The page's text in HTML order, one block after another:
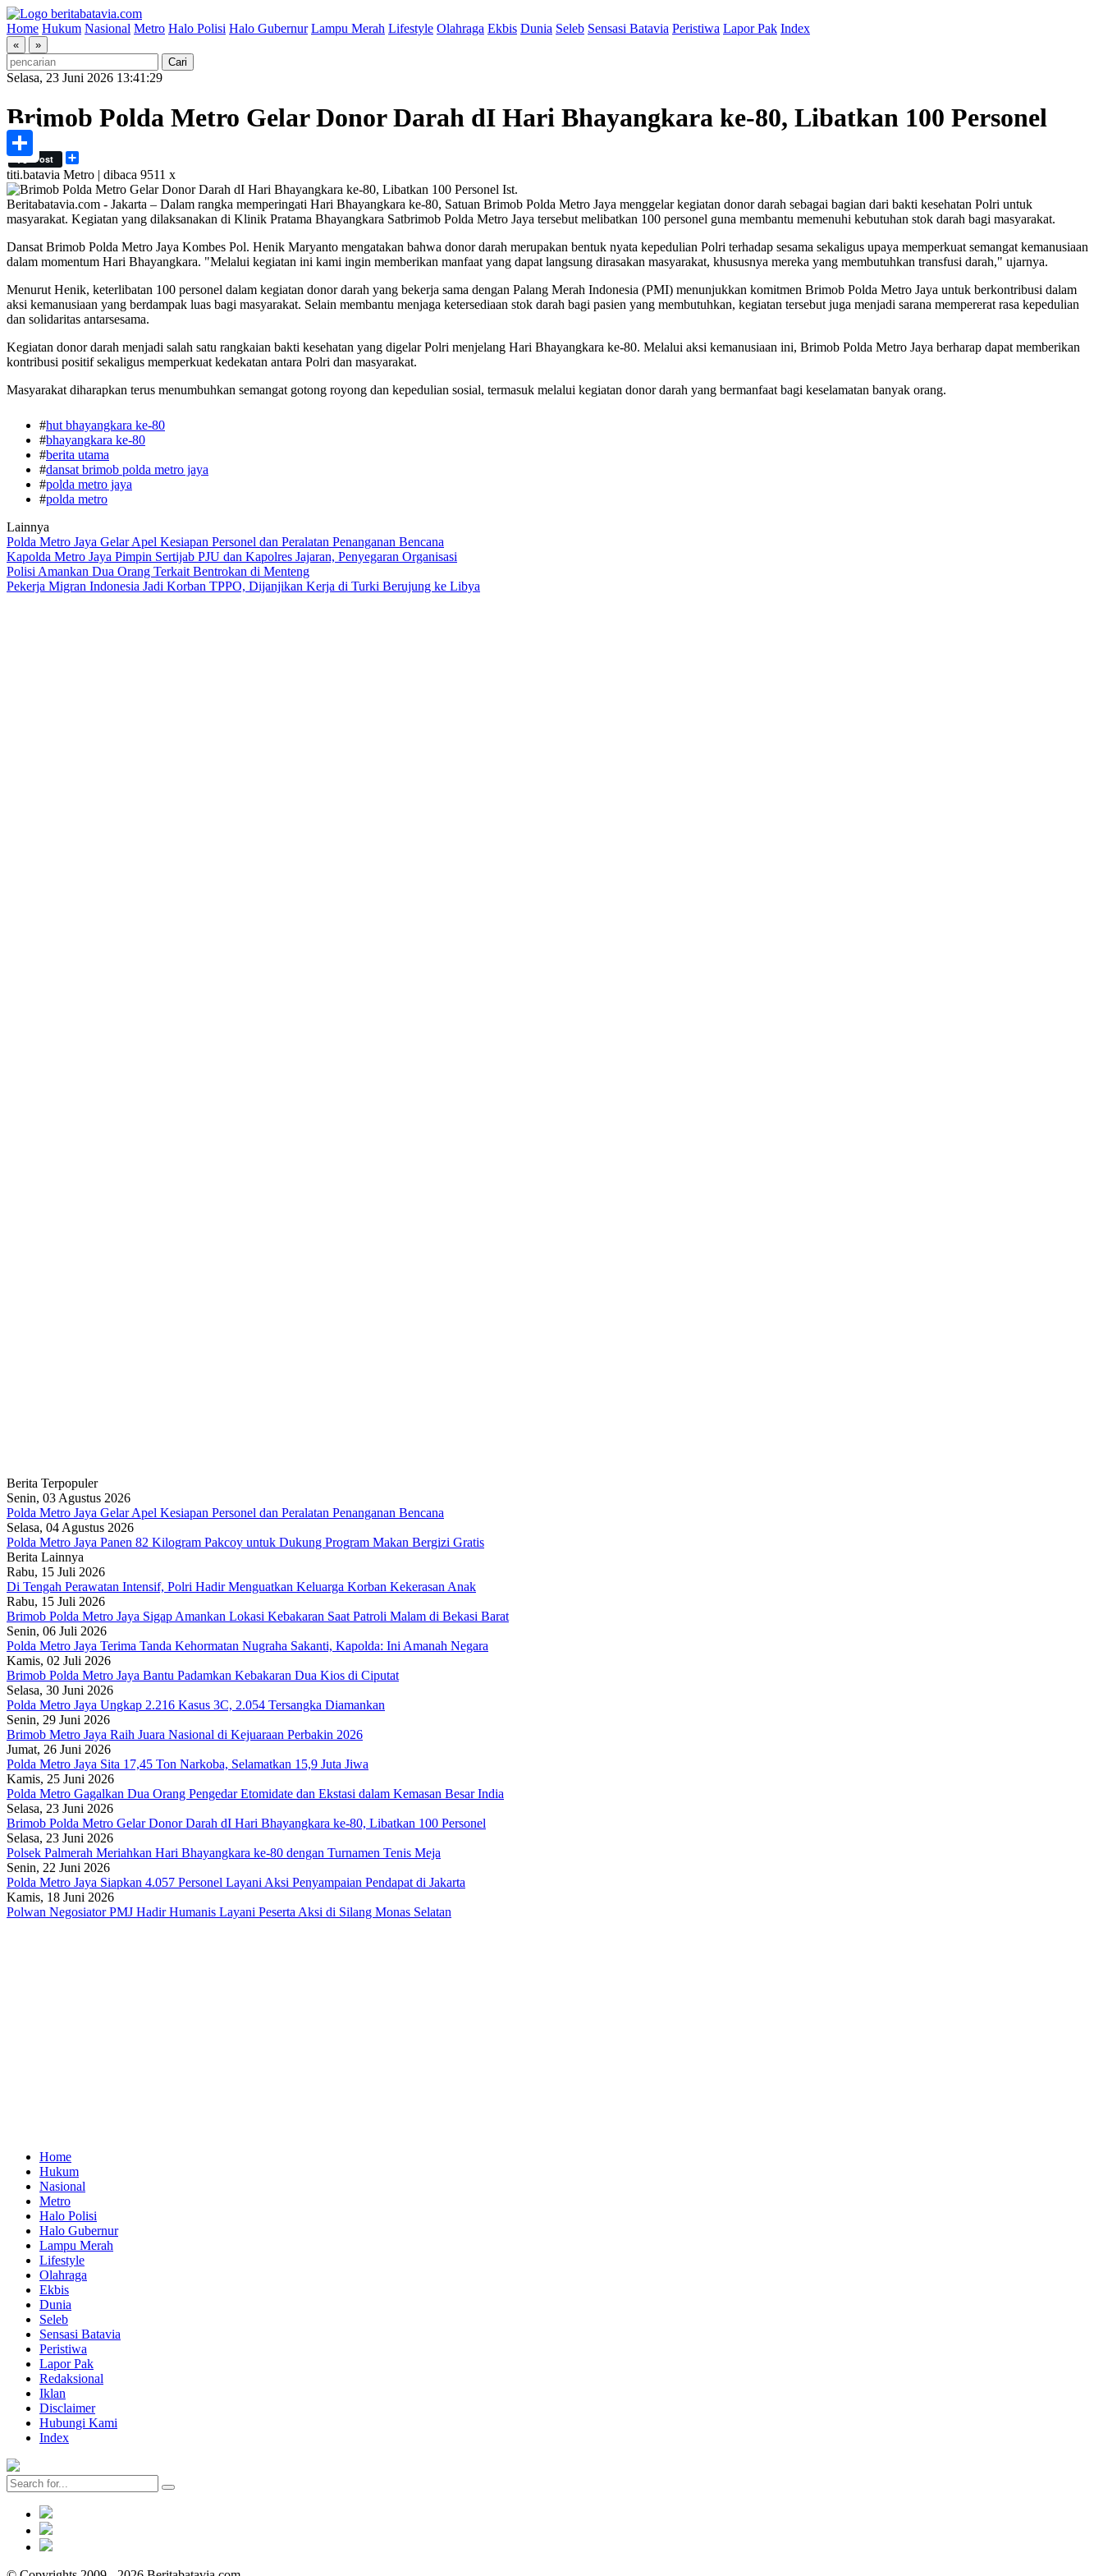
Home Hukum Nasional Metro Halo Polisi Halo Gubernur Lampu Merah Lifestyle Olahraga Ekbis Dunia Seleb Sensasi Batavia Peristiwa Lapor Pak Index
« »
Selasa, 23 Juni 2026 13:41:29
Brimob Polda Metro Gelar Donor Darah dI Hari Bhayangkara ke-80, Libatkan 100 Personel
Post
titi.batavia Metro | dibaca 9511 x
Ist.
Beritabatavia.com - Jakarta – Dalam rangka memperingati Hari Bhayangkara ke-80, Satuan Brimob Polda Metro Jaya menggelar kegiatan donor darah sebagai bagian dari bakti kesehatan Polri untuk
masyarakat. Kegiatan yang dilaksanakan di Klinik Pratama Bhayangkara Satbrimob Polda Metro Jaya tersebut melibatkan 100 personel guna membantu memenuhi kebutuhan stok darah bagi masyarakat.
Dansat Brimob Polda Metro Jaya Kombes Pol. Henik Maryanto mengatakan bahwa donor darah merupakan bentuk nyata kepedulian Polri terhadap sesama sekaligus upaya memperkuat semangat kemanusiaan
dalam momentum Hari Bhayangkara. "Melalui kegiatan ini kami ingin memberikan manfaat yang dapat langsung dirasakan masyarakat, khususnya mereka yang membutuhkan transfusi darah," ujarnya.
Menurut Henik, keterlibatan 100 personel dalam kegiatan donor darah yang bekerja sama dengan Palang Merah Indonesia (PMI) menunjukkan komitmen Brimob Polda Metro Jaya untuk berkontribusi dalam
aksi kemanusiaan yang berdampak luas bagi masyarakat. Selain membantu menjaga ketersediaan stok darah bagi pasien yang membutuhkan, kegiatan tersebut juga menjadi sarana mempererat rasa kepedulian
dan solidaritas antarsesama.
Kegiatan donor darah menjadi salah satu rangkaian bakti kesehatan yang digelar Polri menjelang Hari Bhayangkara ke-80. Melalui aksi kemanusiaan ini, Brimob Polda Metro Jaya berharap dapat memberikan
kontribusi positif sekaligus memperkuat kedekatan antara Polri dan masyarakat.
Masyarakat diharapkan terus menumbuhkan semangat gotong royong dan kepedulian sosial, termasuk melalui kegiatan donor darah yang bermanfaat bagi keselamatan banyak orang.
Share
#hut bhayangkara ke-80
#bhayangkara ke-80
#berita utama
#dansat brimob polda metro jaya
#polda metro jaya
#polda metro
Lainnya
Polda Metro Jaya Gelar Apel Kesiapan Personel dan Peralatan Penanganan Bencana
Kapolda Metro Jaya Pimpin Sertijab PJU dan Kapolres Jajaran, Penyegaran Organisasi
Polisi Amankan Dua Orang Terkait Bentrokan di Menteng
Pekerja Migran Indonesia Jadi Korban TPPO, Dijanjikan Kerja di Turki Berujung ke Libya
Berita Terpopuler
Senin, 03 Agustus 2026
Polda Metro Jaya Gelar Apel Kesiapan Personel dan Peralatan Penanganan Bencana
Selasa, 04 Agustus 2026
Polda Metro Jaya Panen 82 Kilogram Pakcoy untuk Dukung Program Makan Bergizi Gratis
Berita Lainnya
Rabu, 15 Juli 2026
Di Tengah Perawatan Intensif, Polri Hadir Menguatkan Keluarga Korban Kekerasan Anak
Rabu, 15 Juli 2026
Brimob Polda Metro Jaya Sigap Amankan Lokasi Kebakaran Saat Patroli Malam di Bekasi Barat
Senin, 06 Juli 2026
Polda Metro Jaya Terima Tanda Kehormatan Nugraha Sakanti, Kapolda: Ini Amanah Negara
Kamis, 02 Juli 2026
Brimob Polda Metro Jaya Bantu Padamkan Kebakaran Dua Kios di Ciputat
Selasa, 30 Juni 2026
Polda Metro Jaya Ungkap 2.216 Kasus 3C, 2.054 Tersangka Diamankan
Senin, 29 Juni 2026
Brimob Metro Jaya Raih Juara Nasional di Kejuaraan Perbakin 2026
Jumat, 26 Juni 2026
Polda Metro Jaya Sita 17,45 Ton Narkoba, Selamatkan 15,9 Juta Jiwa
Kamis, 25 Juni 2026
Polda Metro Gagalkan Dua Orang Pengedar Etomidate dan Ekstasi dalam Kemasan Besar India
Selasa, 23 Juni 2026
Brimob Polda Metro Gelar Donor Darah dI Hari Bhayangkara ke-80, Libatkan 100 Personel
Selasa, 23 Juni 2026
Polsek Palmerah Meriahkan Hari Bhayangkara ke-80 dengan Turnamen Tenis Meja
Senin, 22 Juni 2026
Polda Metro Jaya Siapkan 4.057 Personel Layani Aksi Penyampaian Pendapat di Jakarta
Kamis, 18 Juni 2026
Polwan Negosiator PMJ Hadir Humanis Layani Peserta Aksi di Silang Monas Selatan
Home
Hukum
Nasional
Metro
Halo Polisi
Halo Gubernur
Lampu Merah
Lifestyle
Olahraga
Ekbis
Dunia
Seleb
Sensasi Batavia
Peristiwa
Lapor Pak
Redaksional
Iklan
Disclaimer
Hubungi Kami
Index